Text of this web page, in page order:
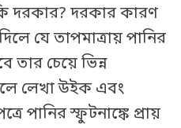
দরকার? দরকার কারণ
যে তাপমাত্রায় পানির
তার চেয়ে ভিন্ন
লেখা উইক এবং
পানির স্ফুটনাঙ্কে প্রায়